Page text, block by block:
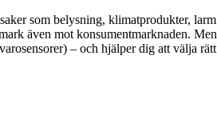
som belysning, klimatprodukter,
även mot konsumentmarknaden.
– och hjälper dig att välja